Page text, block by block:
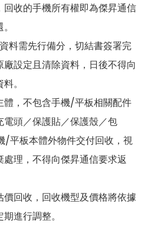
收的手機所有權即為傑昇通信
料需先行備分，切結書簽署完
設定且清除資料，日後不得向
。
體，不包含手機/平板相關配件
電頭／保護貼／保護殼／包
/平板本體外物件交付回收，視
理，不得向傑昇通信要求返
價回收，回收機型及價格將依據
進行調整。